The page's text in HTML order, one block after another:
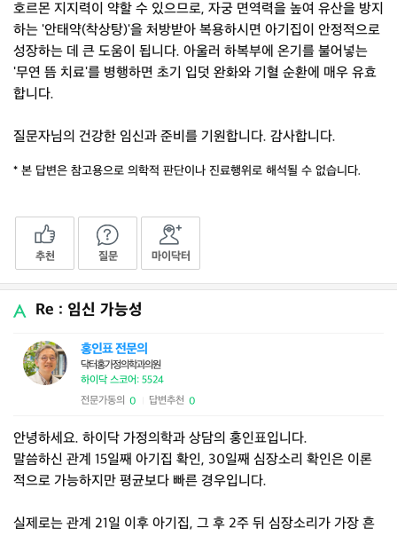
호르몬 지지력이 약할 수 있으므로, 자궁 면역력을 높여 유산을 방지
하는 '안태약(착상탕)'을 처방받아 복용하시면 아기집이 안정적으로
성장하는 데 큰 도움이 됩니다. 아울러 하복부에 온기를 불어넣는
'무연 뜸 치료'를 병행하면 초기 입덧 완화와 기혈 순환에 매우 유효
합니다.
질문자님의 건강한 임신과 준비를 기원합니다. 감사합니다.
* 본 답변은 참고용으로 의학적 판단이나 진료행위로 해석될 수 없습니다.
추천 질문 마이닥터
Re : 임신 가능성
홍인표 전문의
닥터홍가정의학과의원
하이닥 스코어: 5524
전문가동의 0 답변추천 0
안녕하세요. 하이닥 가정의학과 상담의 홍인표입니다.
말씀하신 관계 15일째 아기집 확인, 30일째 심장소리 확인은 이론
적으로 가능하지만 평균보다 빠른 경우입니다.
실제로는 관계 21일 이후 아기집, 그 후 2주 뒤 심장소리가 가장 흔